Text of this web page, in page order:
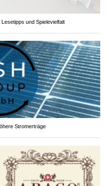
und Spielevielfalt
Stromerträge